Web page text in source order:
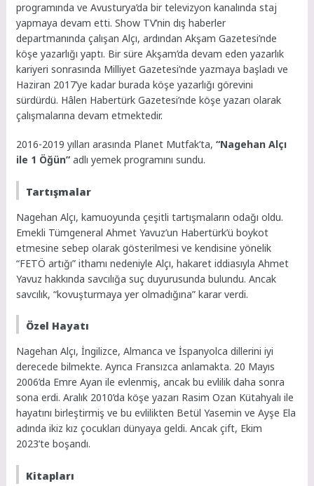
programında ve Avusturya’da bir televizyon kanalında staj
yapmaya devam etti. Show TV’nin dış haberler
departmanında çalışan Alçı, ardından Akşam Gazetesi’nde
köşe yazarlığı yaptı. Bir süre Akşam’da devam eden yazarlık
kariyeri sonrasında Milliyet Gazetesi’nde yazmaya başladı ve
Haziran 2017’ye kadar burada köşe yazarlığı görevini
sürdürdü. Hâlen Habertürk Gazetesi’nde köşe yazarı olarak
çalışmalarına devam etmektedir.
2016-2019 yılları arasında Planet Mutfak’ta,“Nagehan Alçı
ile 1 Öğün” adlı yemek programını sundu.
Tartışmalar
Nagehan Alçı, kamuoyunda çeşitli tartışmaların odağı oldu.
Emekli Tümgeneral Ahmet Yavuz’un Habertürk’ü boykot
etmesine sebep olarak gösterilmesi ve kendisine yönelik
“FETÖ artığı” ithamı nedeniyle Alçı, hakaret iddiasıyla Ahmet
Yavuz hakkında savcılığa suç duyurusunda bulundu. Ancak
savcılık, “kovuşturmaya yer olmadığına” karar verdi.
Özel Hayatı
Nagehan Alçı, İngilizce, Almanca ve İspanyolca dillerini iyi
derecede bilmekte. Ayrıca Fransızca anlamakta. 20 Mayıs
2006’da Emre Ayan ile evlenmiş, ancak bu evlilik daha sonra
sona erdi. Aralık 2010’da köşe yazarı Rasim Ozan Kütahyalı ile
hayatını birleştirmiş ve bu evlilikten Betül Yasemin ve Ayşe Ela
adında ikiz kız çocukları dünyaya geldi. Ancak çift, Ekim
2023’te boşandı.
Kitapları